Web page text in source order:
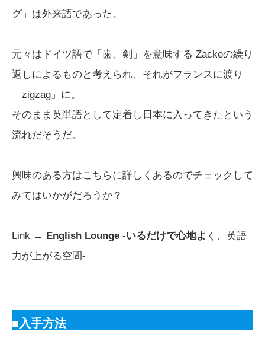
グ」は外来語であった。
元々はドイツ語で「歯、剣」を意味する Zackeの繰り
返しによるものと考えられ、それがフランスに渡り
「zigzag」に。
そのまま英単語として定着し日本に入ってきたという
流れだそうだ。
興味のある方はこちらに詳しくあるのでチェックして
みてはいかがだろうか？
Link → English Lounge -いるだけで心地よ く、英語
力が上がる空間-
■入手方法